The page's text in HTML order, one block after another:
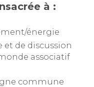
à :
énergie
et de discussion
associatif
commune